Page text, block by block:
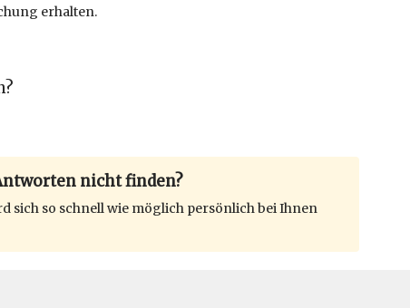
erhalten.
nicht finden?
sich so schnell wie möglich persönlich bei Ihnen